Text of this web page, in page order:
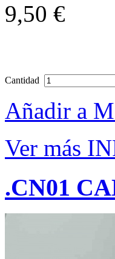
9,50 €
Cantidad
Añadir a
Ver más
.CN01